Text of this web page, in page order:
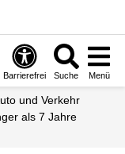
Barrierefrei Suche Menü
Auto und Verkehr